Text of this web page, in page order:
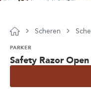
Scheren
Safety Razor
PARKER